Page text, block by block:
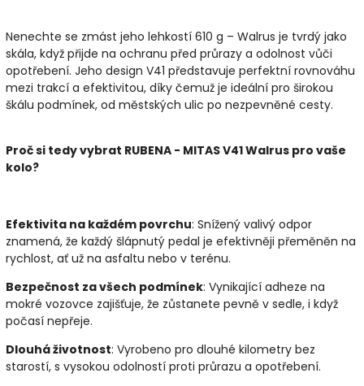
Nenechte se zmást jeho lehkostí 610 g – Walrus je tvrdý jako
skála, když přijde na ochranu před průrazy a odolnost vůči
opotřebení. Jeho design V41 představuje perfektní rovnováhu
mezi trakcí a efektivitou, díky čemuž je ideální pro širokou
škálu podmínek, od městských ulic po nezpevněné cesty.
Proč si tedy vybrat RUBENA - MITAS V41 Walrus pro vaše
kolo?
Efektivita na každém povrchu: Snížený valivý odpor
znamená, že každý šlápnutý pedal je efektivněji přeměněn na
rychlost, ať už na asfaltu nebo v terénu.
Bezpečnost za všech podmínek: Vynikající adheze na
mokré vozovce zajišťuje, že zůstanete pevně v sedle, i když
počasí nepřeje.
Dlouhá životnost: Vyrobeno pro dlouhé kilometry bez
starostí, s vysokou odolností proti průrazu a opotřebení.